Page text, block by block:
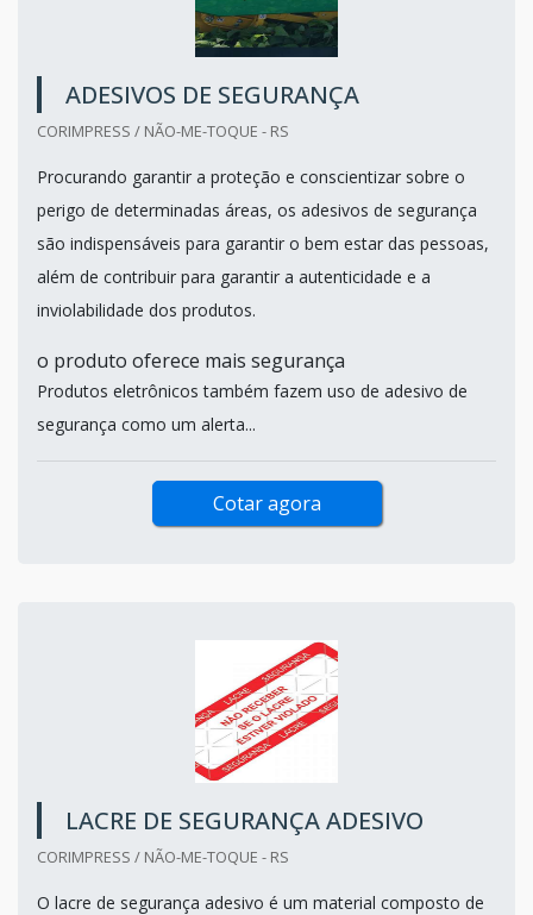
ADESIVOS DE SEGURANÇA
CORIMPRESS / NÃO-ME-TOQUE - RS
Procurando garantir a proteção e conscientizar sobre o
perigo de determinadas áreas, os adesivos de segurança
são indispensáveis para garantir o bem estar das pessoas,
além de contribuir para garantir a autenticidade e a
inviolabilidade dos produtos.
o produto oferece mais segurança
Produtos eletrônicos também fazem uso de adesivo de
segurança como um alerta...
Cotar agora
LACRE DE SEGURANÇA ADESIVO
CORIMPRESS / NÃO-ME-TOQUE - RS
O lacre de segurança adesivo é um material composto de